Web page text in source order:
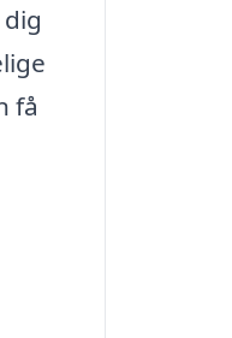
få